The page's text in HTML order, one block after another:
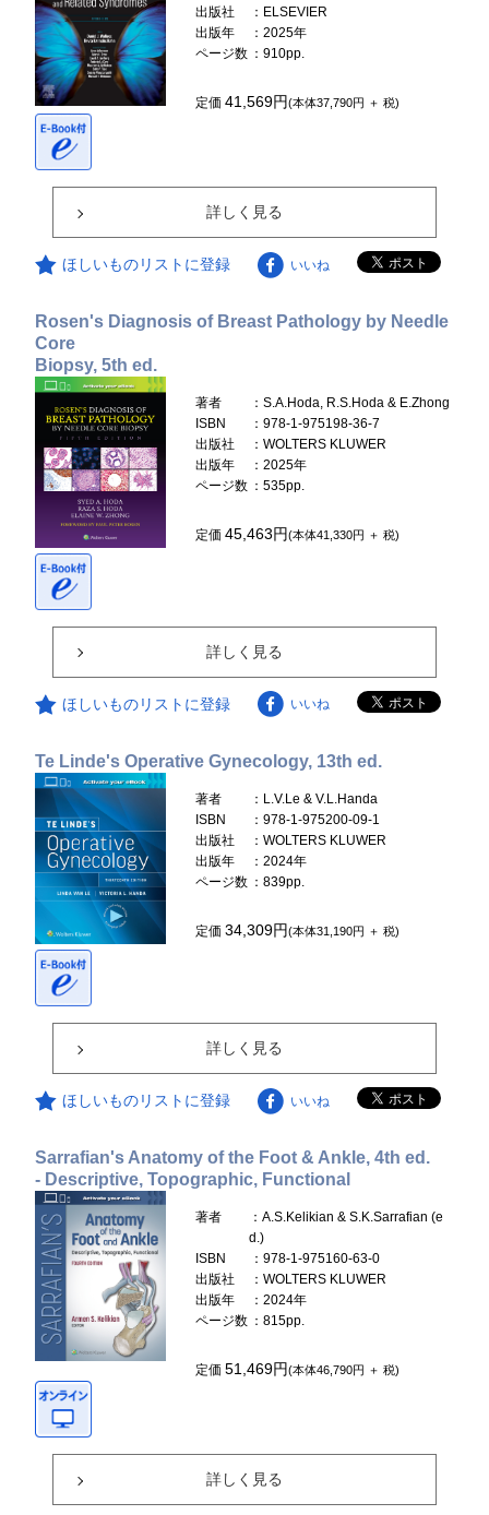
出版社
：ELSEVIER
出版年
：2025年
ページ数 ：910pp.
定価41,569円(本体37,790円 ＋ 税)
詳しく見る
ほしいものリストに登録 いいね
Rosen's Diagnosis of Breast Pathology by Needle
Core
Biopsy, 5th ed.
著者
：S.A.Hoda, R.S.Hoda & E.Zhong
ISBN
：978-1-975198-36-7
出版社
：WOLTERS KLUWER
出版年
：2025年
ページ数 ：535pp.
定価45,463円(本体41,330円 ＋ 税)
詳しく見る
ほしいものリストに登録 いいね
Te Linde's Operative Gynecology, 13th ed.
著者
：L.V.Le & V.L.Handa
ISBN
：978-1-975200-09-1
出版社
：WOLTERS KLUWER
出版年
：2024年
ページ数 ：839pp.
定価34,309円(本体31,190円 ＋ 税)
詳しく見る
ほしいものリストに登録 いいね
Sarrafian's Anatomy of the Foot & Ankle, 4th ed.
- Descriptive, Topographic, Functional
著者
：A.S.Kelikian & S.K.Sarrafian (e
d.)
ISBN
：978-1-975160-63-0
出版社
：WOLTERS KLUWER
出版年
：2024年
ページ数 ：815pp.
定価51,469円(本体46,790円 ＋ 税)
詳しく見る